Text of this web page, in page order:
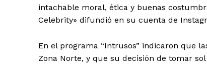
intachable moral, ética y buenas
Celebrity» difundió en su cuenta de
En el programa “Intrusos” indicaron que
Zona Norte, y que su decisión de tomar